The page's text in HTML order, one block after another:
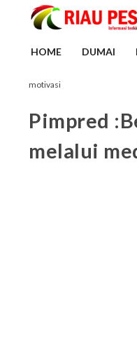
HOME DUMAI
motivasi
Pimpred
melalui